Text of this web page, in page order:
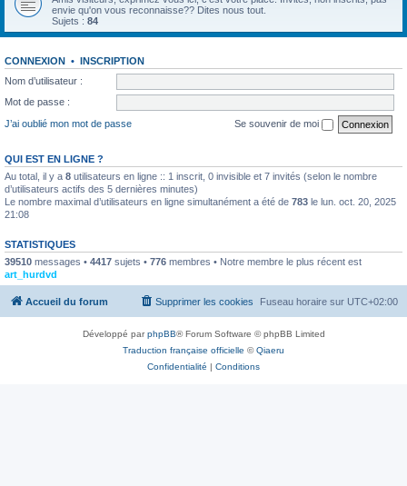
envie qu'on vous reconnaisse?? Dites nous tout.
Sujets : 84
CONNEXION • INSCRIPTION
Nom d’utilisateur :
Mot de passe :
J’ai oublié mon mot de passe
Se souvenir de moi
QUI EST EN LIGNE ?
Au total, il y a 8 utilisateurs en ligne :: 1 inscrit, 0 invisible et 7 invités (selon le nombre
d’utilisateurs actifs des 5 dernières minutes)
Le nombre maximal d’utilisateurs en ligne simultanément a été de 783 le lun. oct. 20, 2025
21:08
STATISTIQUES
39510 messages • 4417 sujets • 776 membres • Notre membre le plus récent est
art_hurdvd
Accueil du forum Fuseau horaire sur UTC+02:00
Supprimer les cookies
Développé parphpBB® Forum Software © phpBB Limited
Traduction française officielle ©Qiaeru
Confidentialité | Conditions